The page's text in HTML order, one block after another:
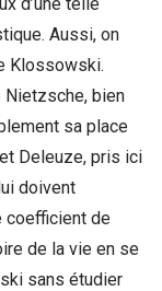
Aussi, on
Klossowski.
Nietzsche, bien
sa place
Deleuze, pris ici
doivent
coefficient de
de la vie en se
sans étudier